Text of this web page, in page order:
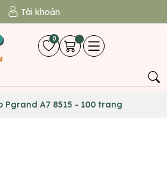
Tài khoản
0
Pgrand A7 8515 - 100 trang